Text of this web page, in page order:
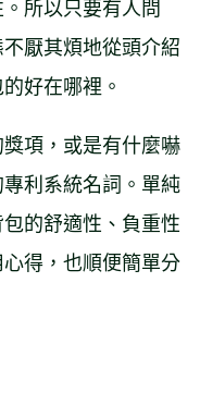
所以只要有人問
厭其煩地從頭介紹
好在哪裡。
項，或是有什麼嚇
利系統名詞。單純
的舒適性、負重性
得，也順便簡單分